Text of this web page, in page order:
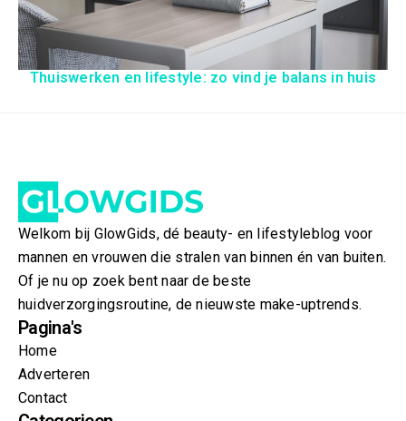
Thuiswerken en lifestyle: zo vind je balans in huis
Welkom bij GlowGids, dé beauty- en lifestyleblog voor
mannen en vrouwen die stralen van binnen én van buiten.
Of je nu op zoek bent naar de beste
huidverzorgingsroutine, de nieuwste make-uptrends.
Pagina's
Home
Adverteren
Contact